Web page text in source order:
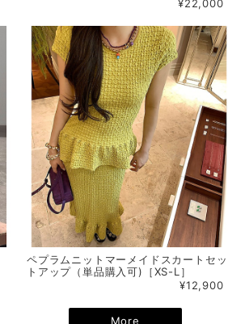
¥22,000
ペプラムニットマーメイドスカートセッ
トアップ（単品購入可)［XS-L］
¥12,900
More